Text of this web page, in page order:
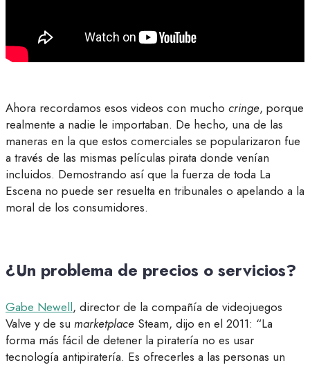
Ahora recordamos esos videos con mucho cringe, porque
realmente a nadie le importaban. De hecho, una de las
maneras en la que estos comerciales se popularizaron fue
a través de las mismas películas pirata donde venían
incluidos. Demostrando así que la fuerza de toda La
Escena no puede ser resuelta en tribunales o apelando a la
moral de los consumidores.
¿Un problema de precios o servicios?
Gabe Newell, director de la compañía de videojuegos
Valve y de su marketplace Steam, dijo en el 2011: “La
forma más fácil de detener la piratería no es usar
tecnología antipiratería. Es ofrecerles a las personas un